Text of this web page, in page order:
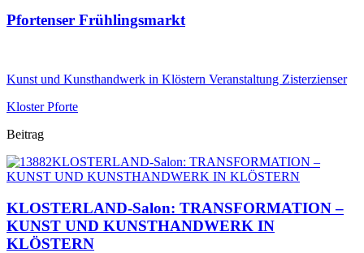
Pfortenser Frühlingsmarkt
Kunst und Kunsthandwerk in Klöstern Veranstaltung Zisterzienser
Kloster Pforte
Beitrag
KLOSTERLAND-Salon: TRANSFORMATION –
KUNST UND KUNSTHANDWERK IN
KLÖSTERN